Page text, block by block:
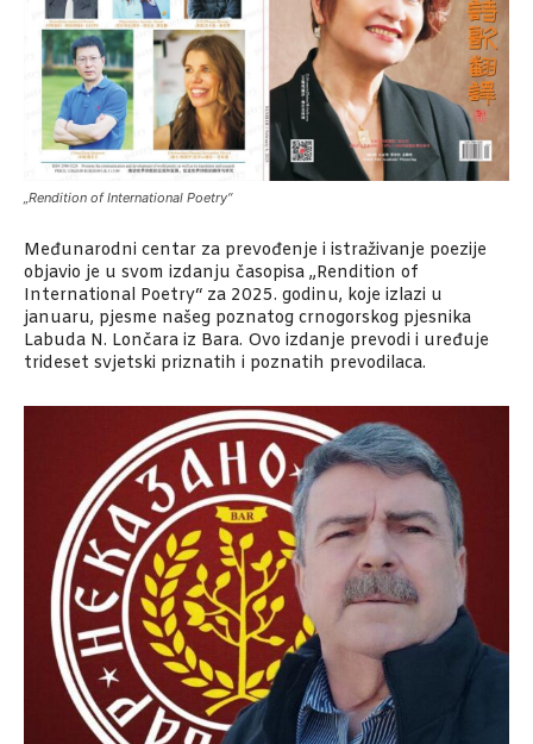
„Rendition of International Poetry“
Međunarodni centar za prevođenje i istraživanje poezije
objavio je u svom izdanju časopisa „Rendition of
International Poetry“ za 2025. godinu, koje izlazi u
januaru, pjesme našeg poznatog crnogorskog pjesnika
Labuda N. Lončara iz Bara. Ovo izdanje prevodi i uređuje
trideset svjetski priznatih i poznatih prevodilaca.